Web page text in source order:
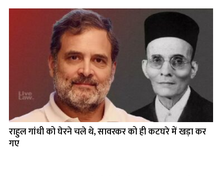
राहुल गांधी को घेरने चले थे, सावरकर को ही कटघरे में खड़ा कर
गए